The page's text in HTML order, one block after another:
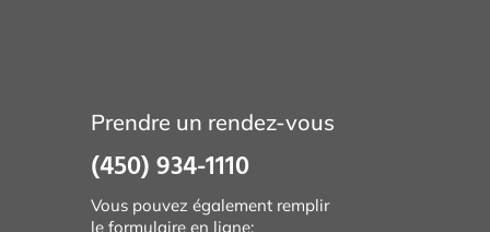
Prendre un rendez-vous
(450) 934-1110
Vous pouvez également remplir
le formulaire en ligne: